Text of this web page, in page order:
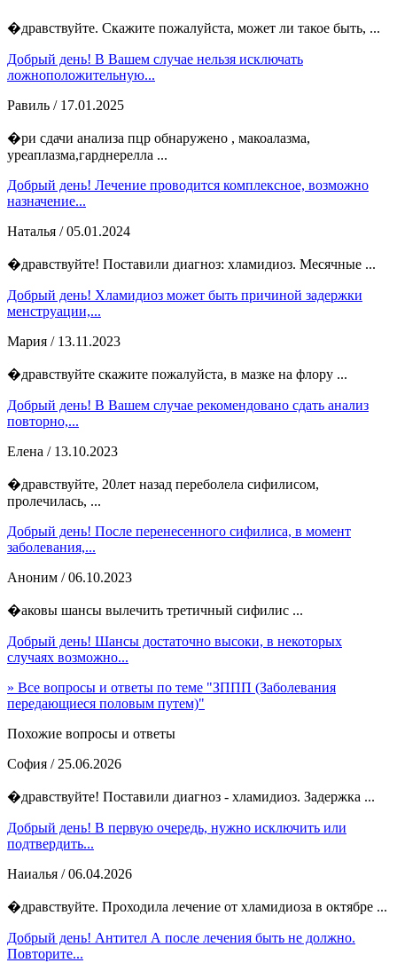
�дравствуйте. Скажите пожалуйста, может ли такое быть, ...
Добрый день! В Вашем случае нельзя исключать
ложноположительную...
Равиль / 17.01.2025
�ри сдачи анализа пцр обнаружено , макоалазма,
уреаплазма,гарднерелла ...
Добрый день! Лечение проводится комплексное, возможно
назначение...
Наталья / 05.01.2024
�дравствуйте! Поставили диагноз: хламидиоз. Месячные ...
Добрый день! Хламидиоз может быть причиной задержки
менструации,...
Мария / 13.11.2023
�дравствуйте скажите пожалуйста, в мазке на флору ...
Добрый день! В Вашем случае рекомендовано сдать анализ
повторно,...
Елена / 13.10.2023
�дравствуйте, 20лет назад переболела сифилисом,
пролечилась, ...
Добрый день! После перенесенного сифилиса, в момент
заболевания,...
Аноним / 06.10.2023
�аковы шансы вылечить третичный сифилис ...
Добрый день! Шансы достаточно высоки, в некоторых
случаях возможно...
» Все вопросы и ответы по теме "ЗППП (Заболевания
передающиеся половым путем)"
Похожие вопросы и ответы
София / 25.06.2026
�дравствуйте! Поставили диагноз - хламидиоз. Задержка ...
Добрый день! В первую очередь, нужно исключить или
подтвердить...
Наиалья / 06.04.2026
�дравствуйте. Проходила лечение от хламидиоза в октябре ...
Добрый день! Антител А после лечения быть не должно.
Повторите...